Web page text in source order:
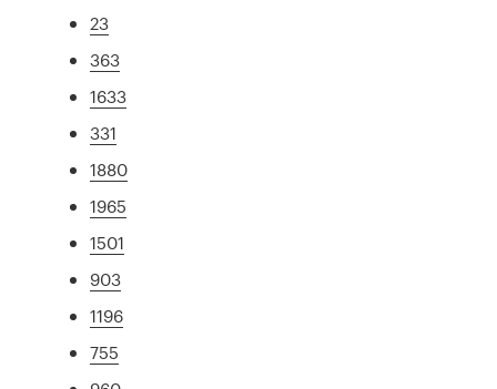
23
363
1633
331
1880
1965
1501
903
1196
755